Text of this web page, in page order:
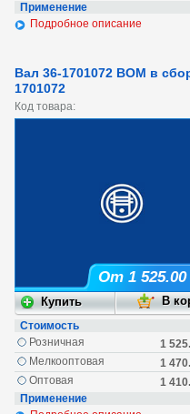
Применение
Подробное описание
Вал 36-1701072 ВОМ в
1701072
Код товара:
От 1 525.00
Стоимость
1
Розничная
1
Мелкооптовая
1
Оптовая
Применение